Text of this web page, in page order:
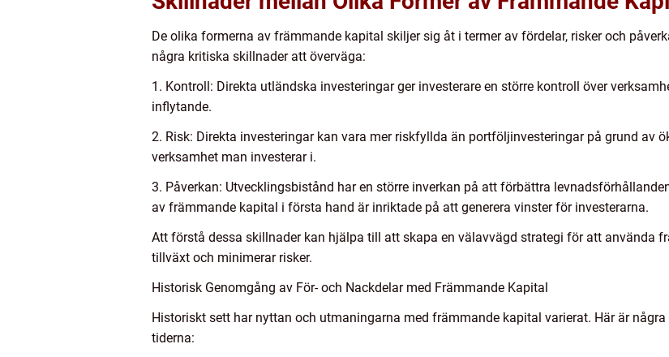
De olika formerna av främmande kapital skiljer sig åt i termer av fördelar, risker och
några kritiska skillnader att överväga:
1. Kontroll: Direkta utländska investeringar ger investerare en större kontroll över
inflytande.
2. Risk: Direkta investeringar kan vara mer riskfyllda än portföljinvesteringar på grund av
verksamhet man investerar i.
3. Påverkan: Utvecklingsbistånd har en större inverkan på att förbättra
av främmande kapital i första hand är inriktade på att generera vinster för investerarna.
Att förstå dessa skillnader kan hjälpa till att skapa en välavvägd strategi för att använda
tillväxt och minimerar risker.
Historisk Genomgång av För- och Nackdelar med Främmande Kapital
Historiskt sett har nyttan och utmaningarna med främmande kapital varierat. Här är
tiderna: